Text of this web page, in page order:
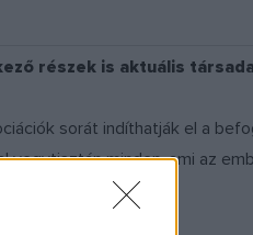
részek is aktuális
sorát indíthatják el a
minden, ami az
a nézőket.